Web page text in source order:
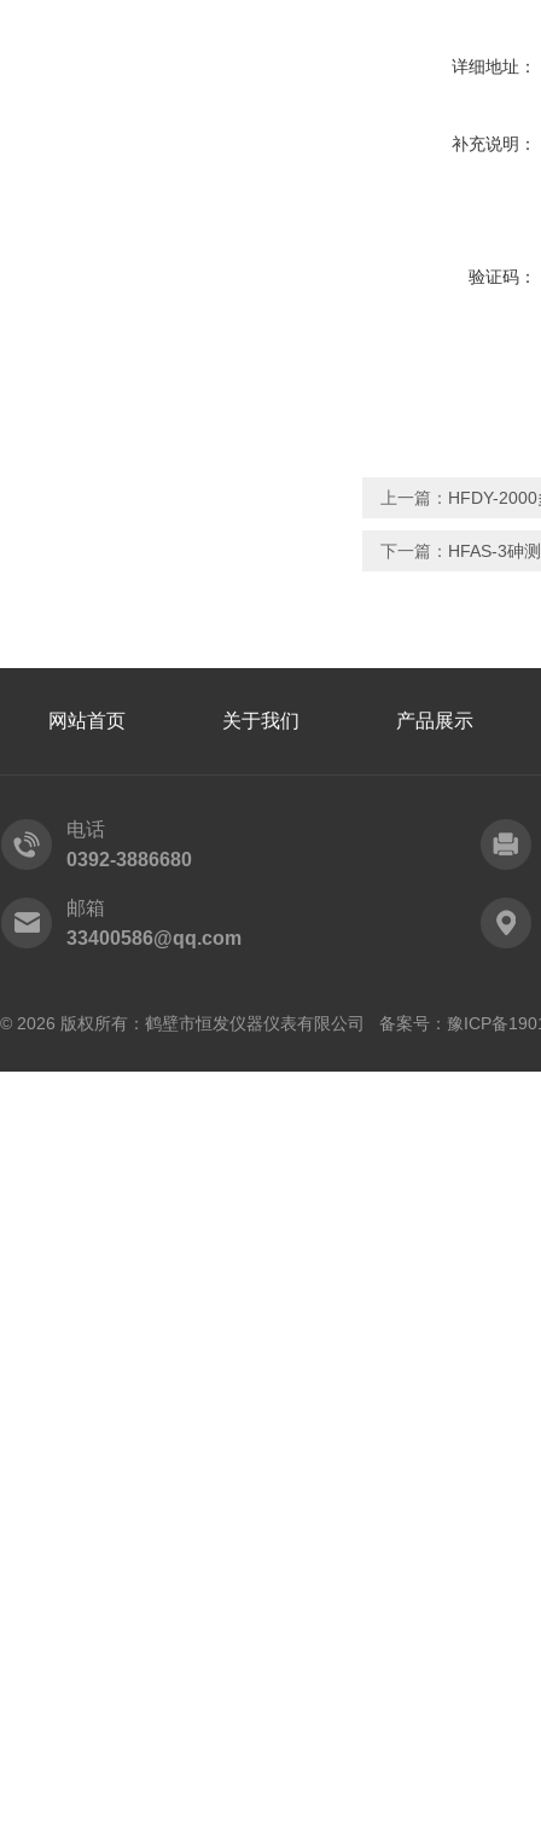
详细地址：
补充说明：
验证码：
上一篇： HFDY-
下一篇： HFAS-3砷
网站首页 关于我们 产品展示
电话
0392-3886680
邮箱
33400586@qq.com
© 2026 版权所有：鹤壁市恒发仪器仪表有限公司 备案号： 豫ICP备